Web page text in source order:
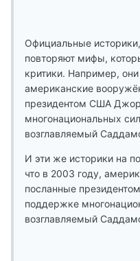
Официальные
повторяют мифы,
критики. Например,
американские
президентом США
многонациональных
возглавляемый
И эти же историки на
что в 2003 году,
посланные
поддержке
возглавляемый